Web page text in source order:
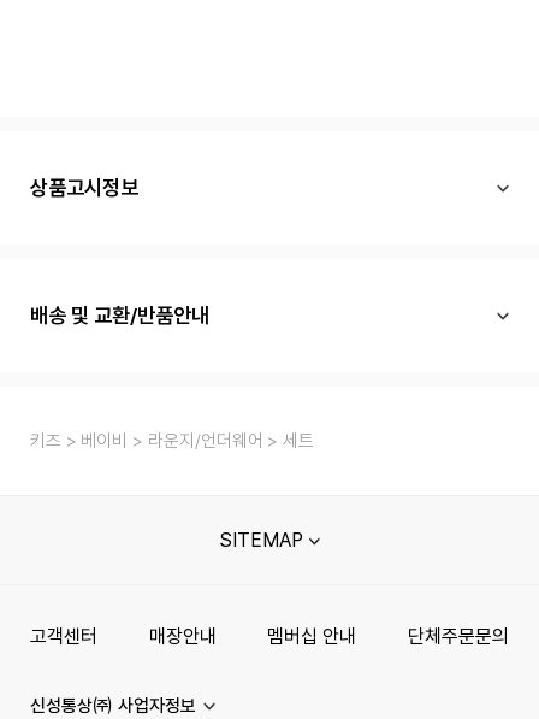
상품고시정보
배송 및 교환/반품안내
키즈 베이비 라운지/언더웨어 세트
SITEMAP
고객센터 매장안내 멤버십 안내 단체주문문의
신성통상㈜ 사업자정보